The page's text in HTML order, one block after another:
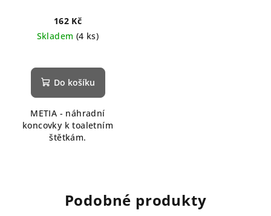
162 Kč
Skladem (4 ks)
Do košíku
METIA - náhradní
koncovky k toaletním
štětkám.
Podobné produkty